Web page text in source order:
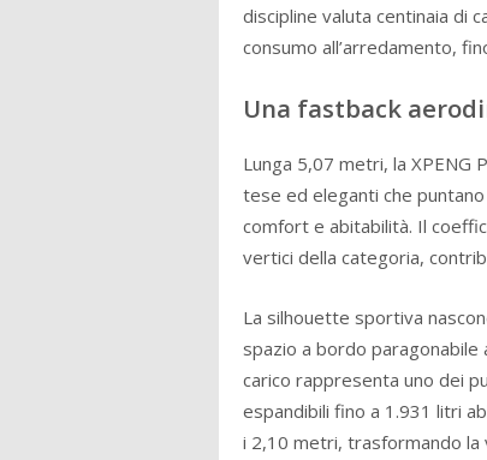
discipline valuta centinaia di
consumo all’arredamento,
Una fastback
Lunga 5,07 metri, la
tese ed eleganti che
comfort e abitabilità. Il
vertici della categoria,
La silhouette sportiva
spazio a bordo paragonabile
carico rappresenta uno dei
espandibili fino a 1.931 litri
i 2,10 metri, trasformando la